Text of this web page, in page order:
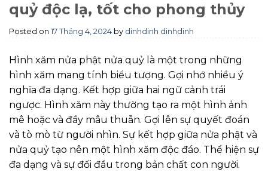
quỷ độc lạ, tốt cho phong thủy
Posted on 17 Tháng 4, 2024 by dinhdinh dinhdinh
Hình xăm nửa phật nửa quỷ là một trong những
hình xăm mang tính biểu tượng. Gợi nhớ nhiều ý
nghĩa đa dạng. Kết hợp giữa hai ngữ cảnh trái
ngược. Hình xăm này thường tạo ra một hình ảnh
mê hoặc và đầy mâu thuẫn. Gợi lên sự quyết đoán
và tò mò từ người nhìn. Sự kết hợp giữa nửa phật và
nửa quỷ tạo nên một hình xăm độc đáo. Thể hiện sự
đa dạng và sự đối đầu trong bản chất con người.